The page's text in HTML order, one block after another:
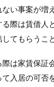
い事案が増
際は賃借人
てもらうこ
は家賃保証
入居の可否